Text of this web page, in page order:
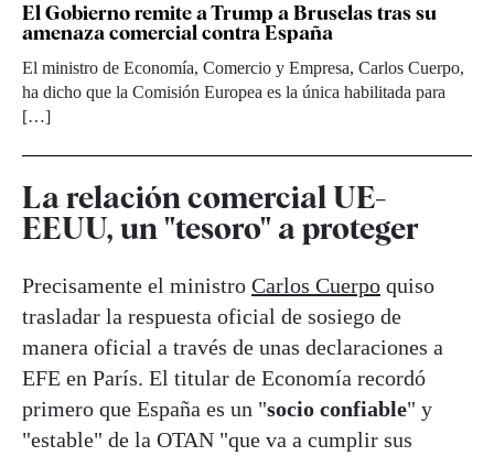
El Gobierno remite a Trump a Bruselas tras su
amenaza comercial contra España
El ministro de Economía, Comercio y Empresa, Carlos Cuerpo,
ha dicho que la Comisión Europea es la única habilitada para
[…]
La relación comercial UE-
EEUU, un "tesoro" a proteger
Precisamente el ministro Carlos Cuerpo quiso
trasladar la respuesta oficial de sosiego de
manera oficial a través de unas declaraciones a
EFE en París. El titular de Economía recordó
primero que España es un "socio confiable" y
"estable" de la OTAN "que va a cumplir sus